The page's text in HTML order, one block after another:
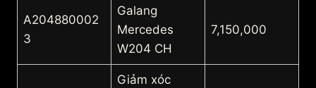
A204880002
3
Galang
Mercedes
W204 CH
7,150,000
Giảm xóc